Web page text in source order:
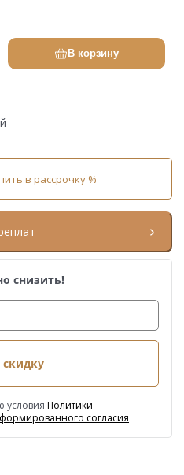
В корзину
в рассрочку %
снизить!
скидку
условия Политики
согласия